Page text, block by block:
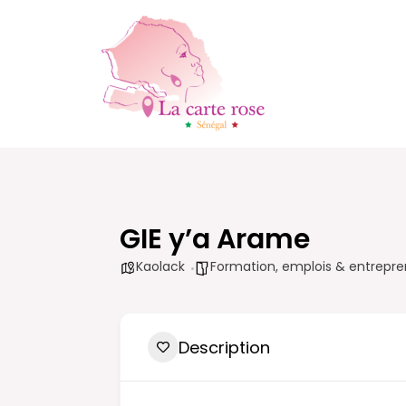
GIE y’a Arame
Kaolack Formation, emplois &
Description